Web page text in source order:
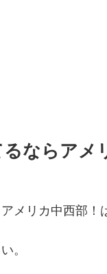
ならアメ
メリカ中西部！
。